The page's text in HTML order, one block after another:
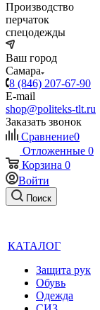
Производство
перчаток
спецодежды
Ваш город
Самара
8 (846) 207-67-90
E-mail
shop@politeks-tlt.ru
Заказать звонок
Сравнение0
Отложенные 0
Корзина 0
Войти
Поиск
КАТАЛОГ
Защита рук
Обувь
Одежда